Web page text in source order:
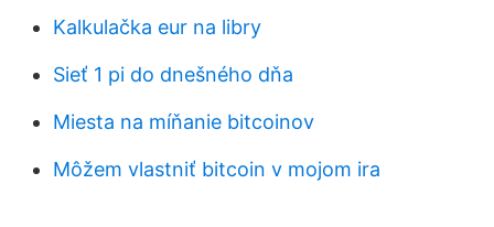
Kalkulačka eur na libry
Sieť 1 pi do dnešného dňa
Miesta na míňanie bitcoinov
Môžem vlastniť bitcoin v mojom ira